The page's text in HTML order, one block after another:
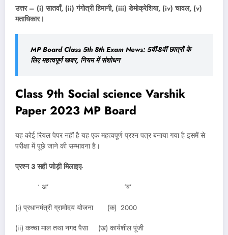
उत्तर – (i) सातवाँ, (ii) गंगोत्री हिमानी, (iii) डेमोक्रेशिया, (iv) चावल, (v)
मताधिकार।
MP Board Class 5th 8th Exam News: 5वीं-8वीं छात्रों के
लिए महत्वपूर्ण खबर, नियम में संशोधन
Class 9th Social science Varshik
Paper 2023 MP Board
यह कोई रियल पेपर नहीं है यह एक महत्वपूर्ण प्रश्न पत्र बनाया गया है इसमें से
परीक्षा में पूछे जाने की सम्भावना है।
प्रश्न 3 सही जोड़ी मिलाइए-
‘ अ’ ‘ब’
(i) प्रधानमंत्री ग्रामोदय योजना (क) 2000
(ii) कच्चा माल तथा नगद पैसा (ख) कार्यशील पूंजी